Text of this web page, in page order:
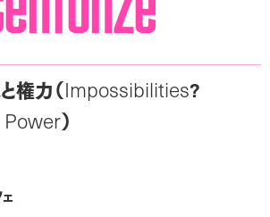
権力（Impossibilities?
）